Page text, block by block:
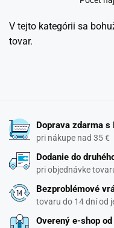
V tejto kategórii sa
tovar.
Doprava zdarma s
pri nákupe nad 35 €
Dodanie do
pri objednávke
Bezproblémové
tovaru do 14 dní od
Overený e-shop